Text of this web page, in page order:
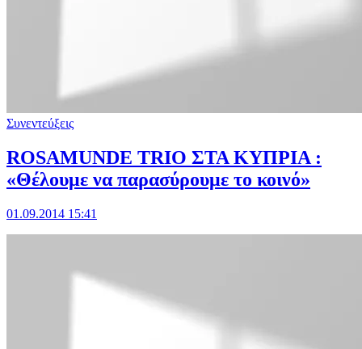
Συνεντεύξεις
ROSAMUNDE TRIO ΣΤΑ ΚΥΠΡΙΑ :
«Θέλουμε να παρασύρουμε το κοινό»
01.09.2014 15:41